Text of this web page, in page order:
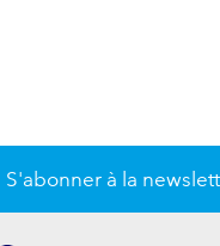
S'abonner à la